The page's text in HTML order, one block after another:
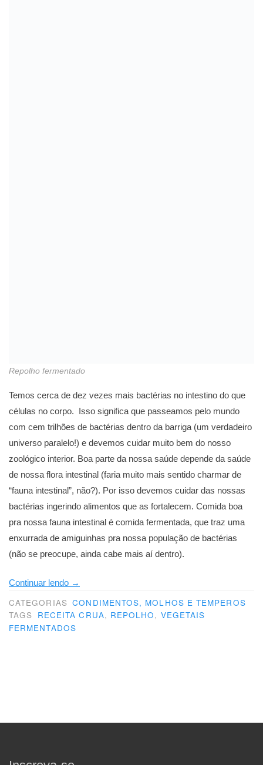
Repolho fermentado
Temos cerca de dez vezes mais bactérias no intestino do que
células no corpo. Isso significa que passeamos pelo mundo
com cem trilhões de bactérias dentro da barriga (um verdadeiro
universo paralelo!) e devemos cuidar muito bem do nosso
zoológico interior. Boa parte da nossa saúde depende da saúde
de nossa flora intestinal (faria muito mais sentido charmar de
“fauna intestinal”, não?). Por isso devemos cuidar das nossas
bactérias ingerindo alimentos que as fortalecem. Comida boa
pra nossa fauna intestinal é comida fermentada, que traz uma
enxurrada de amiguinhas pra nossa população de bactérias
(não se preocupe, ainda cabe mais aí dentro).
Continuar lendo “Como
fermentar
legumes”
→
CATEGORIAS CONDIMENTOS, MOLHOS E TEMPEROS
TAGS RECEITA CRUA, REPOLHO, VEGETAIS
FERMENTADOS